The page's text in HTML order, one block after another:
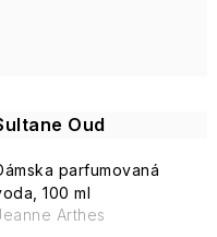
Oud
parfumovaná
100 ml
Arthes